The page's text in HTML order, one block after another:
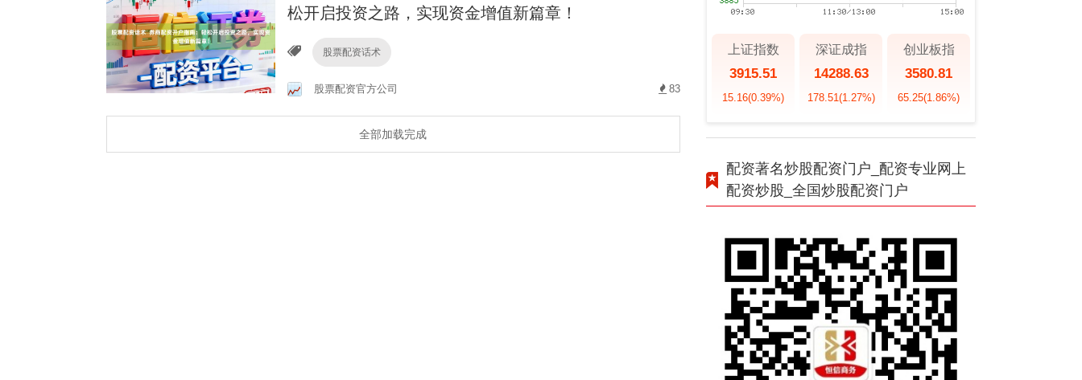
松开启投资之路，实现资金增值新篇章！
股票配资话术
股票配资官方公司 83
全部加载完成
上证指数
3915.51
15.16(0.39%)
深证成指
14288.63
178.51 (1.27%)
创业板指
3580.81
65.25(1.86%)
配资著名炒股配资门户_配资专业网上
配资炒股_全国炒股配资门户